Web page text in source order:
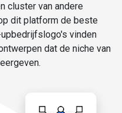
cluster van andere
dit platform de beste
vinden
dat de niche van